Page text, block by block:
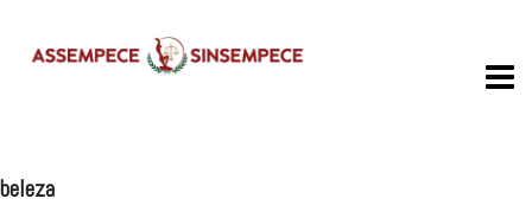
beleza